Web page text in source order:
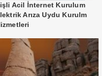
Acil İnternet Kurulum
Arıza Uydu Kurulm